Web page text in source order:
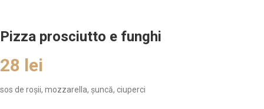
Pizza prosciutto e funghi
28 lei
sos de roșii, mozzarella, șuncă, ciuperci